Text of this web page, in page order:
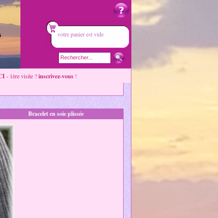
votre panier est vide
- 1ère visite ?inscrivez-vous !
Bracelet en soie plissée